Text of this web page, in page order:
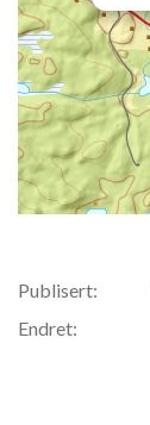
Publisert:
Endret: